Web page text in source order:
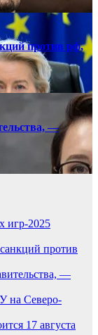
против рф,
—
игр-2025
против
—
на Северо-
17 августа